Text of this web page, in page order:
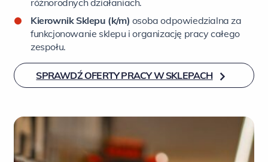
różnorodnych działaniach.
Kierownik Sklepu (k/m) osoba odpowiedzialna za
funkcjonowanie sklepu i organizację pracy całego
zespołu.
SPRAWDŹ OFERTY PRACY W SKLEPACH